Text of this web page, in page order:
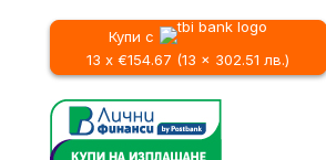
къртач
Makita
HM1812,
B-
28,6
mm,
72.8
Купи с
13 x €154.67 (13 x 302.51 лв.)